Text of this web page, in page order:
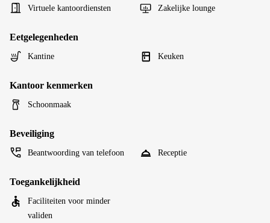
Virtuele kantoordiensten Zakelijke lounge
Eetgelegenheden
Kantine Keuken
Kantoor kenmerken
Schoonmaak
Beveiliging
Beantwoording van telefoon Receptie
Toegankelijkheid
Faciliteiten voor minder
validen